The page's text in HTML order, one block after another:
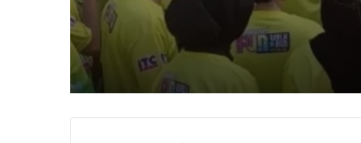
Polres Tangsel Diminta
Tangani Dugaan
Tangsel Fun Run &
Perlu Tunggu Aduan
Perberasan